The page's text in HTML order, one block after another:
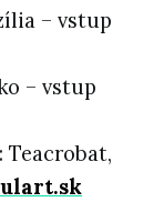
– vstup
– vstup
Teacrobat,